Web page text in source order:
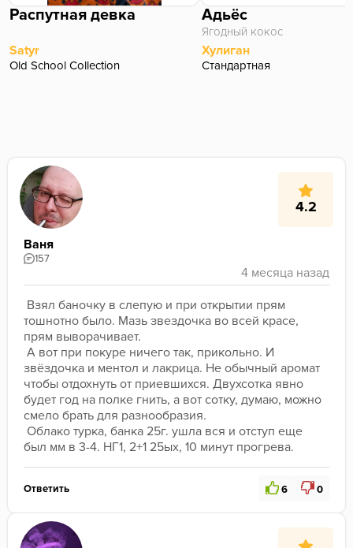
Распутная девка
Satyr
Old School Collection
Адьёс
Ягодный кокос
Хулиган
Стандартная
4.2
Ваня
157
тошнотно было. Мазь звездочка во всей красе,
прям выворачивает.
звёздочка и ментол и лакрица. Не обычный аромат
чтобы отдохнуть от приевшихся. Двухсотка явно
будет год на полке гнить, а вот сотку, думаю, можно
смело брать для разнообразия.
был мм в 3-4. НГ1, 2+1 25ых, 10 минут прогрева.
Ответить 6 0